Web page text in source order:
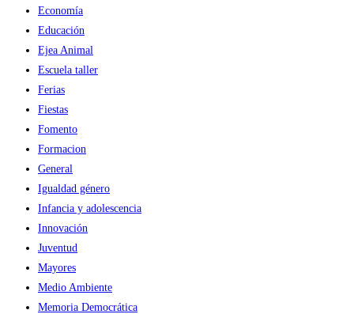
Economía
Educación
Ejea Animal
Escuela taller
Ferias
Fiestas
Fomento
Formacion
General
Igualdad género
Infancia y adolescencia
Innovación
Juventud
Mayores
Medio Ambiente
Memoria Democrática